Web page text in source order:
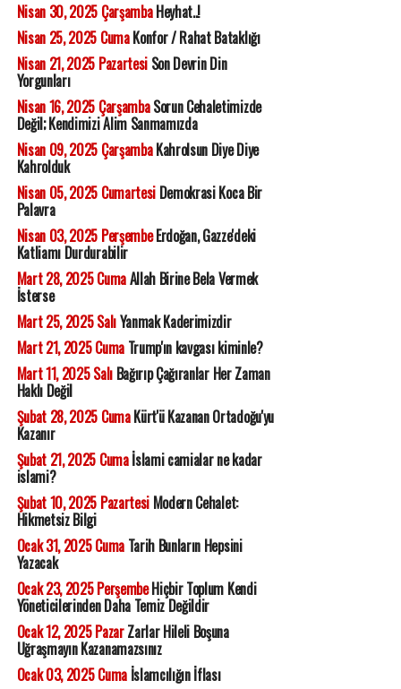
Nisan 30, 2025 ÇarşambaHeyhat..!
Nisan 25, 2025 CumaKonfor / Rahat Bataklığı
Nisan 21, 2025 PazartesiSon Devrin Din
Yorgunları
Nisan 16, 2025 ÇarşambaSorun Cehaletimizde
Değil; Kendimizi Alim Sanmamızda
Nisan 09, 2025 ÇarşambaKahrolsun Diye Diye
Kahrolduk
Nisan 05, 2025 CumartesiDemokrasi Koca Bir
Palavra
Nisan 03, 2025 PerşembeErdoğan, Gazze'deki
Katliamı Durdurabilir
Mart 28, 2025 CumaAllah Birine Bela Vermek
İsterse
Mart 25, 2025 SalıYanmak Kaderimizdir
Mart 21, 2025 CumaTrump'ın kavgası kiminle?
Mart 11, 2025 SalıBağırıp Çağıranlar Her Zaman
Haklı Değil
Şubat 28, 2025 CumaKürt'ü Kazanan Ortadoğu'yu
Kazanır
Şubat 21, 2025 Cumaİslami camialar ne kadar
islami?
Şubat 10, 2025 PazartesiModern Cehalet:
Hikmetsiz Bilgi
Ocak 31, 2025 CumaTarih Bunların Hepsini
Yazacak
Ocak 23, 2025 PerşembeHiçbir Toplum Kendi
Yöneticilerinden Daha Temiz Değildir
Ocak 12, 2025 PazarZarlar Hileli Boşuna
Uğraşmayın Kazanamazsınız
Ocak 03, 2025 Cumaİslamcılığın İflası